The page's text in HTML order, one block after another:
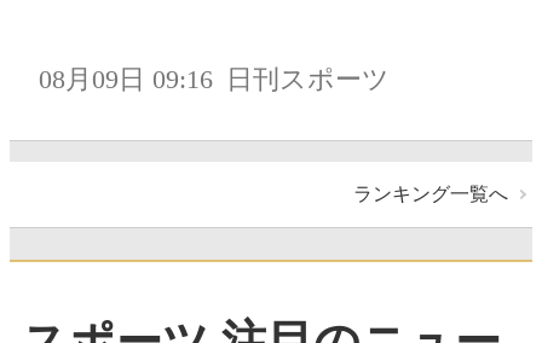
08月09日 09:16 日刊スポーツ
ランキング一覧へ